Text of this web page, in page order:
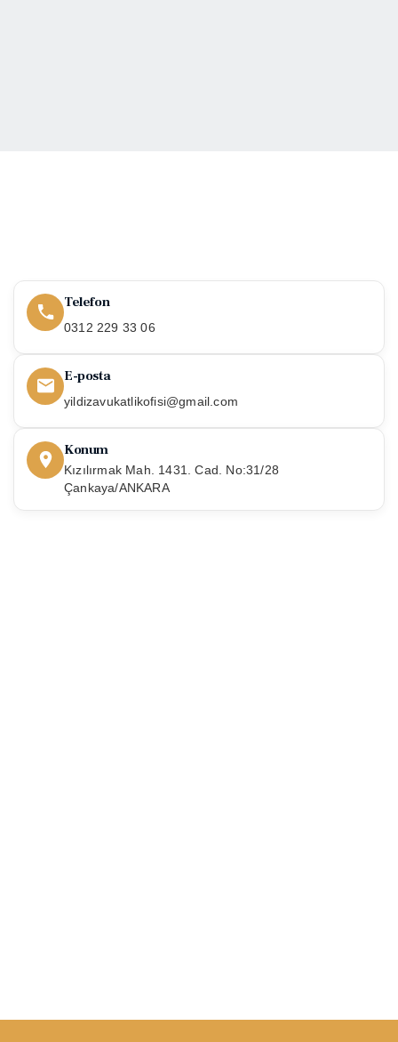
Telefon
0312 229 33 06
E-posta
yildizavukatlikofisi@gmail.com
Konum
Kızılırmak Mah. 1431. Cad. No:31/28
Çankaya/ANKARA